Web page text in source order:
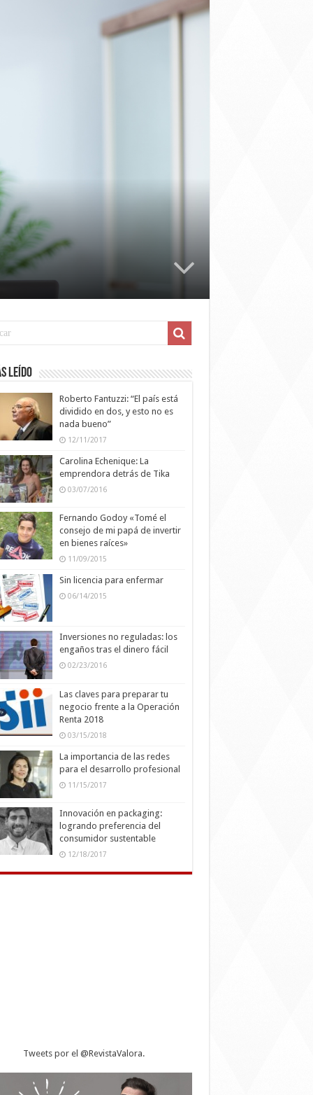
leído
Roberto Fantuzzi: “El país está
dividido en dos, y esto no es
nada bueno”
12/11/2017
Carolina Echenique: La
emprendora detrás de Tika
03/07/2016
Fernando Godoy «Tomé el
consejo de mi papá de invertir
en bienes raíces»
11/09/2015
Sin licencia para enfermar
06/14/2015
Inversiones no reguladas: los
engaños tras el dinero fácil
02/23/2016
Las claves para preparar tu
negocio frente a la Operación
Renta 2018
03/15/2018
La importancia de las redes
para el desarrollo profesional
11/15/2017
Innovación en packaging:
logrando preferencia del
consumidor sustentable
12/18/2017
Tweets por el @RevistaValora.